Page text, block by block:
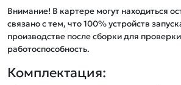
Внимание! В картере могут находиться
связано с тем, что 100% устройств
производстве после сборки для
работоспособность.
Комплектация: